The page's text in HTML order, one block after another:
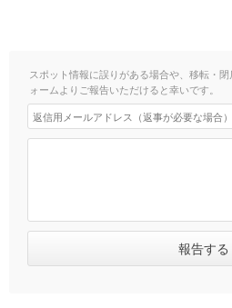
スポット情報に誤りがある場合や、移転・
ォームよりご報告いただけると幸いです。